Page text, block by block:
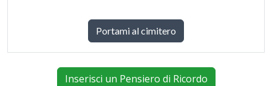
Portami al cimitero
Inserisci un Pensiero di Ricordo